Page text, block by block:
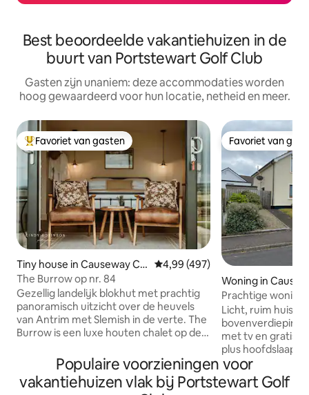
Best beoordeelde vakantiehuizen in de
buurt van Portstewart Golf Club
Gasten zijn unaniem: deze accommodaties worden
hoog gewaardeerd voor hun locatie, netheid en meer.
Topfavoriet van gasten
Favoriet van gasten
Tiny house in Causeway Co
ast and Glens
Gemiddelde beoordeling van
4,99 (497)
The Burrow op nr. 84
Gezellig landelijk blokhut met prachtig
panoramisch uitzicht over de heuvels
van Antrim met Slemish in de verte. The
Burrow is een luxe houten chalet op de
een privétuin, terras en hot tub. Het
appartement ligt op 30 minuten rijden
van de prachtige bezienswaardigheden
Favoriet van
Favoriet van
Woning in
and Glens
Prachtige woning
buurt van strand,
Licht, ruim huis
bovenverdieping
met tv en gratis
plus
badkamer boven.
keuken/
Populaire voorzieningen voor
vakantiehuizen vlak bij Portstewart Golf